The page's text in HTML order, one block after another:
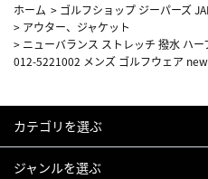
ホーム > ゴルフショップ ジーパーズ
> アウター、ジャケット
> ニューバランス ストレッチ 撥水 ハ
012-5221002 メンズ ゴルフウェア
カテゴリを選ぶ
ジャンルを選ぶ